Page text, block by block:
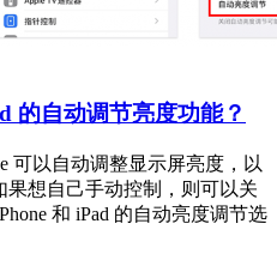
的自动调节亮度功能？
可以自动调整显示屏亮度，以
想自己手动控制，则可以关
和 iPad 的自动亮度调节选